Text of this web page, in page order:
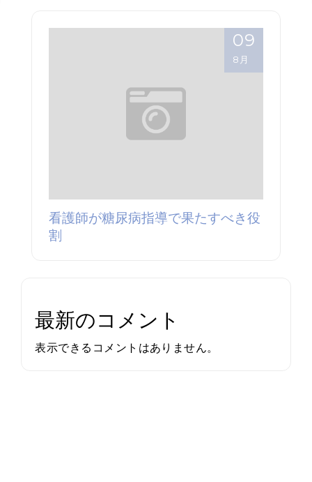
09
8月
看護師が糖尿病指導で果たすべき役
割
最新のコメント
表示できるコメントはありません。